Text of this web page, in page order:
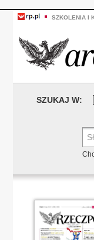
SZKOLENIA I
SZUKAJ W: